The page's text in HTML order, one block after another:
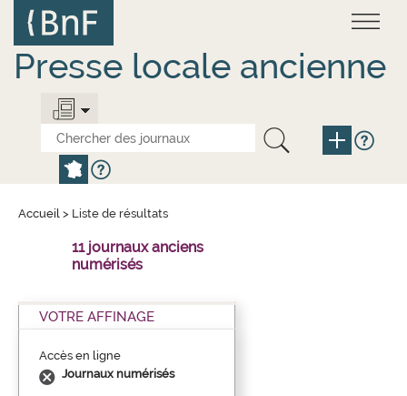
contenu
principal
Presse locale ancienne
Accueil > Liste de résultats
11 journaux anciens
numérisés
VOTRE AFFINAGE
Accès en ligne
Journaux numérisés
Panneau de gestion des cookies